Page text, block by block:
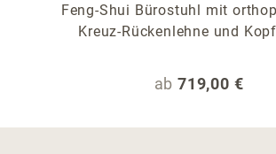
Feng-Shui Bürostuhl mit
Kreuz-Rückenlehne und
Regulärer Preis:
ab 719,00 €